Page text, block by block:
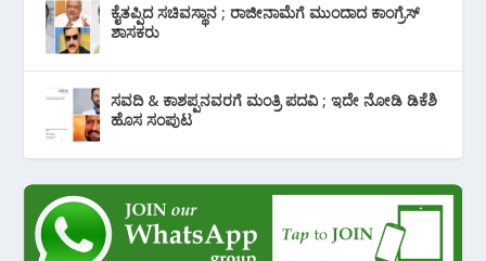
ಕೈತಪ್ಪಿದ ಸಚಿವಸ್ಥಾನ ; ರಾಜೀನಾಮೆಗೆ ಮುಂದಾದ ಕಾಂಗ್ರೆಸ್
‌ಶಾಸಕರು
ಸವದಿ & ಕಾಶಪ್ಪನವರಗೆ ಮಂತ್ರಿ ಪದವಿ ; ಇದೇ ನೋಡಿ‌ ಡಿಕೆಶಿ
ಹೊಸ ಸಂಪುಟ